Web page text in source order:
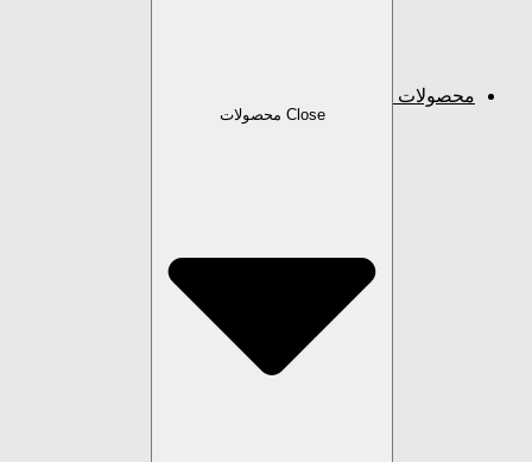
محصولات
Close محصولات